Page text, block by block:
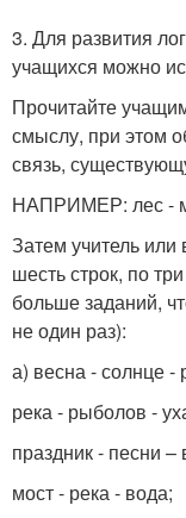
3. Для развития
учащихся можно
Прочитайте
смыслу, при этом
связь,
НАПРИМЕР: лес -
Затем учитель
шесть строк, по
больше заданий,
не один раз):
а) весна - солнце -
река - рыболов -
праздник - песни –
мост - река - вода;